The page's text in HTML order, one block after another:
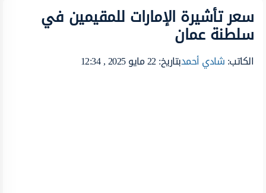
سعر تأشيرة الإمارات للمقيمين في
سلطنة عمان
الكاتب:شادي أحمدبتاريخ: 22 مايو 2025 , 12:34